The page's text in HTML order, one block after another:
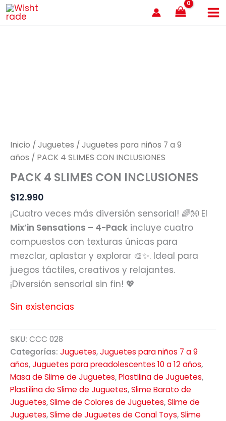
al
Inicio / Juguetes / Juguetes para niños 7 a 9
años / PACK 4 SLIMES CON INCLUSIONES
PACK 4 SLIMES CON INCLUSIONES
$12.990
¡Cuatro veces más diversión sensorial! 🌈👐 El
Mix’in Sensations – 4-Pack incluye cuatro
compuestos con texturas únicas para
mezclar, aplastar y explorar 🎨✨. Ideal para
juegos táctiles, creativos y relajantes.
¡Diversión sensorial sin fin! 💖
Sin existencias
SKU: CCC 028
Categorías: Juguetes,Juguetes para niños 7 a 9
años,Juguetes para preadolescentes 10 a 12 años,
Masa de Slime de Juguetes,Plastilina de Juguetes,
Plastilina de Slime de Juguetes,Slime Barato de
Juguetes,Slime de Colores de Juguetes,Slime de
Juguetes,Slime de Juguetes de Canal Toys,Slime